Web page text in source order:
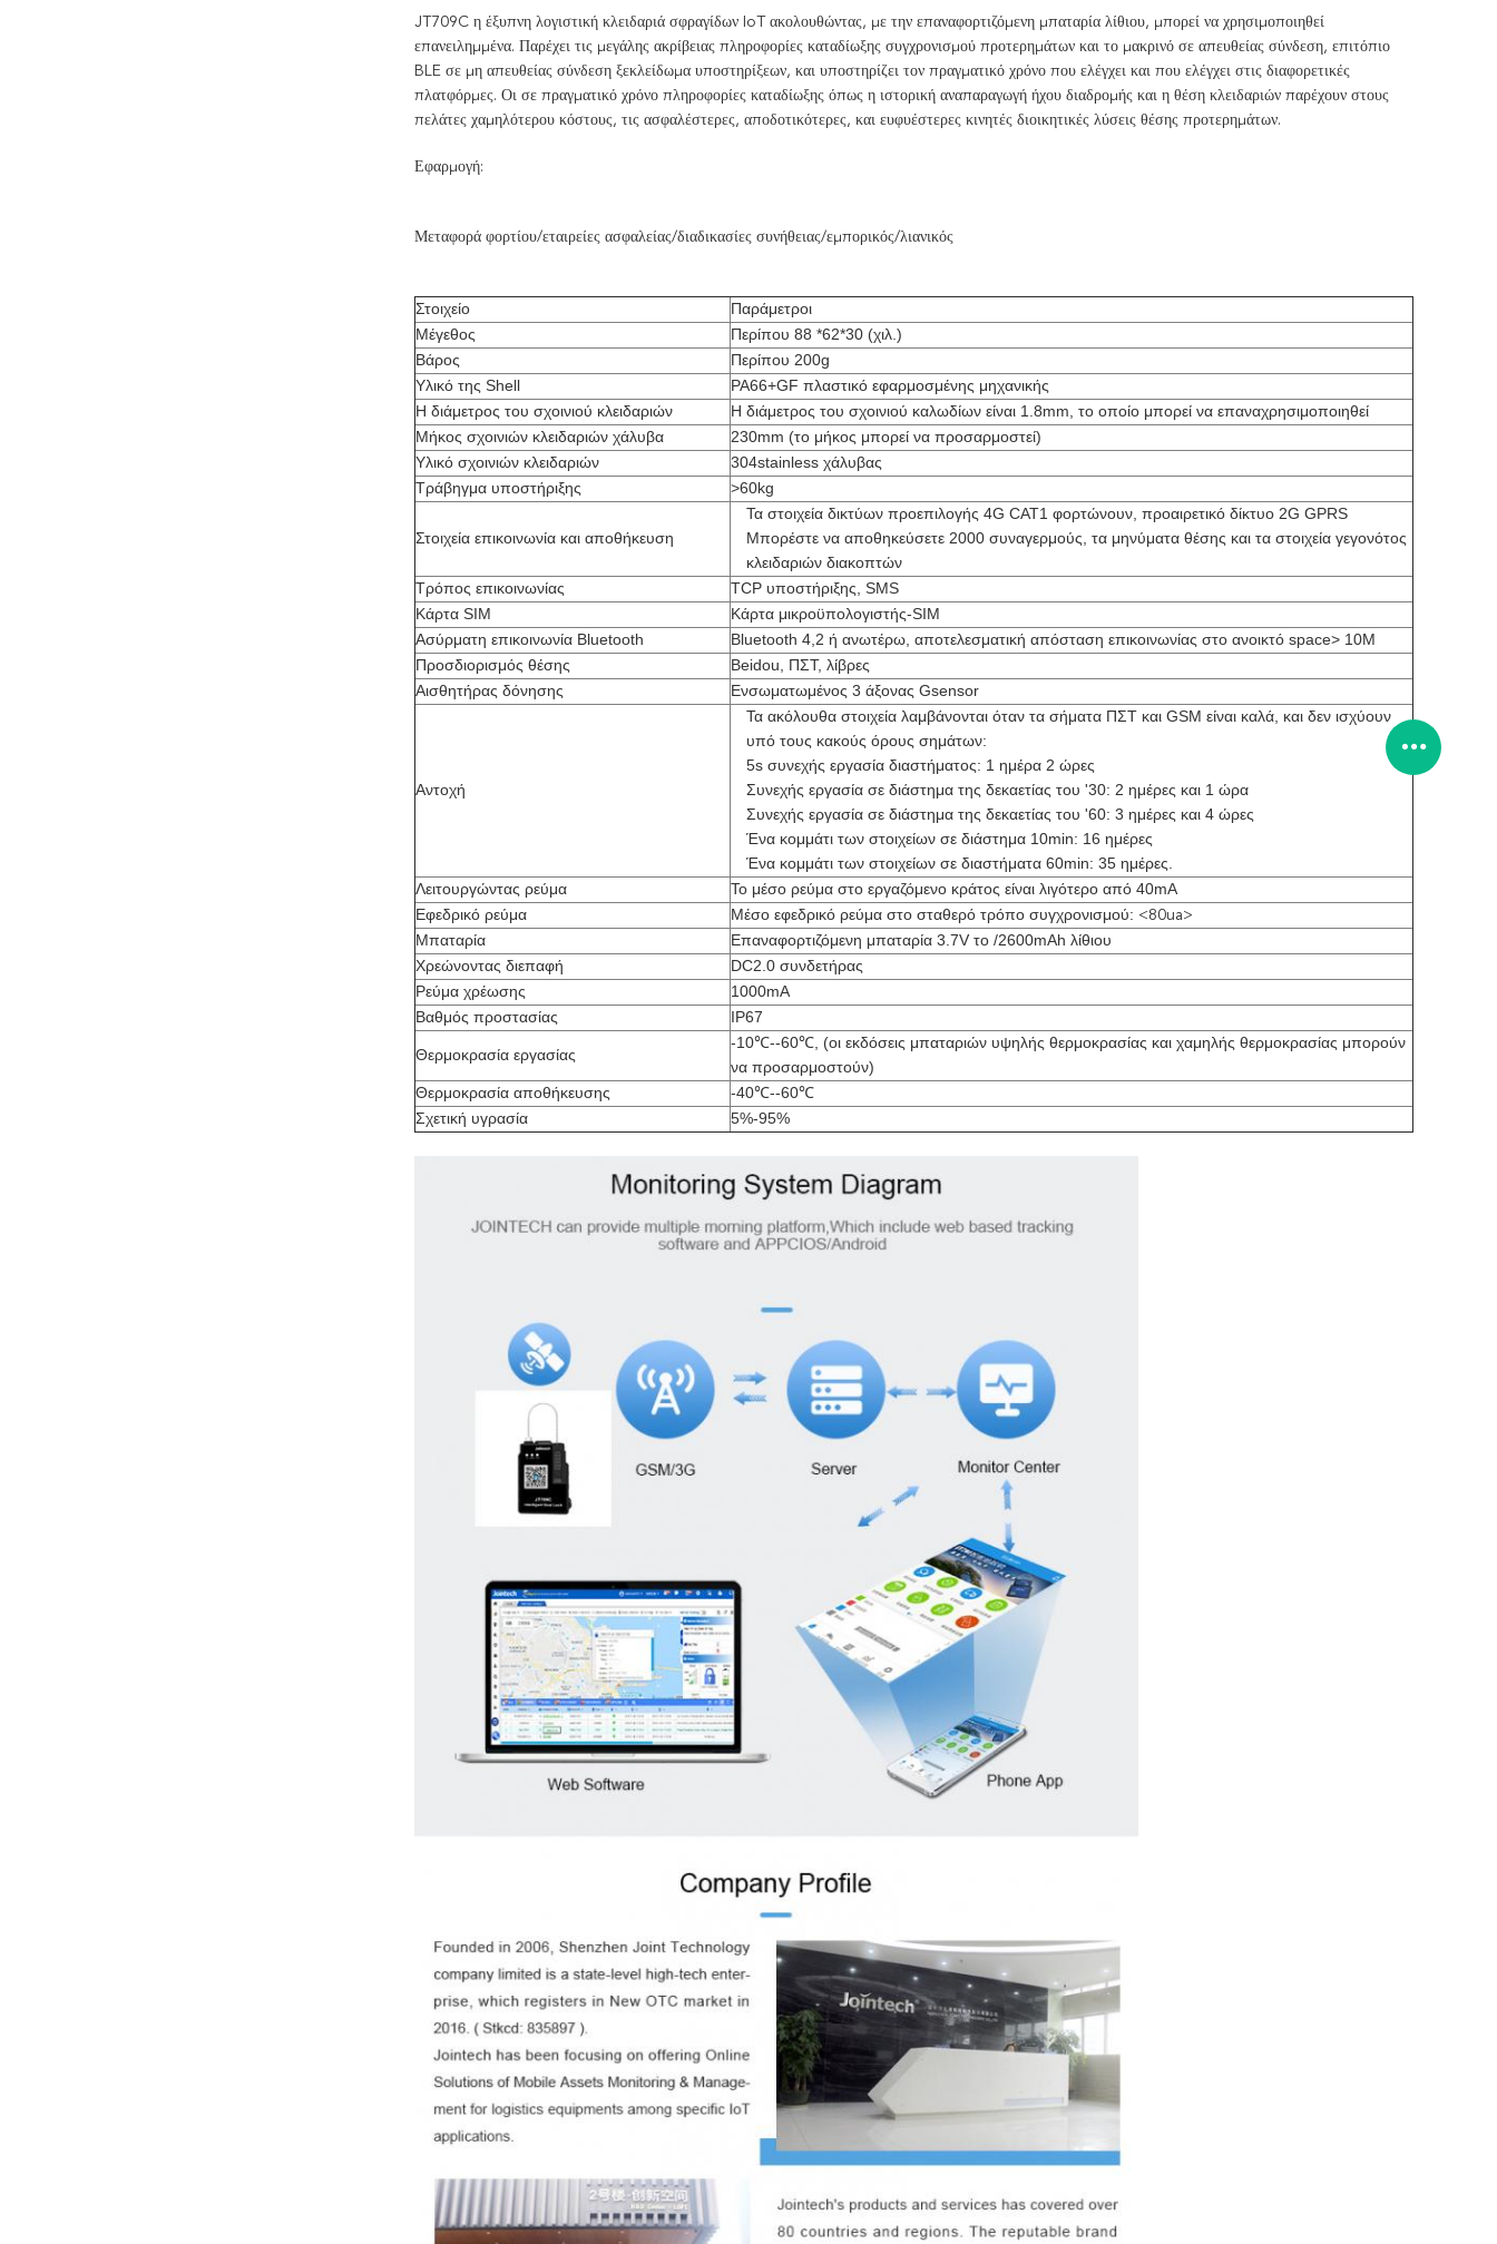
JT709C η έξυπνη λογιστική κλειδαριά σφραγίδων IoT ακολουθώντας, με την επαναφορτιζόμενη μπαταρία λίθιου, μπορεί να χρησιμοποιηθεί
επανειλημμένα. Παρέχει τις μεγάλης ακρίβειας πληροφορίες καταδίωξης συγχρονισμού προτερημάτων και το μακρινό σε απευθείας σύνδεση, επιτόπιο
BLE σε μη απευθείας σύνδεση ξεκλείδωμα υποστηρίξεων, και υποστηρίζει τον πραγματικό χρόνο που ελέγχει και που ελέγχει στις διαφορετικές
πλατφόρμες. Οι σε πραγματικό χρόνο πληροφορίες καταδίωξης όπως η ιστορική αναπαραγωγή ήχου διαδρομής και η θέση κλειδαριών παρέχουν στους
πελάτες χαμηλότερου κόστους, τις ασφαλέστερες, αποδοτικότερες, και ευφυέστερες κινητές διοικητικές λύσεις θέσης προτερημάτων.
Εφαρμογή:
Μεταφορά φορτίου/εταιρείες ασφαλείας/διαδικασίες συνήθειας/εμπορικός/λιανικός
Στοιχείο
Παράμετροι
Μέγεθος
Περίπου 88 *62*30 (χιλ.)
Βάρος
Περίπου 200g
Υλικό της Shell
PA66+GF πλαστικό εφαρμοσμένης μηχανικής
Η διάμετρος του σχοινιού κλειδαριών
Η διάμετρος του σχοινιού καλωδίων είναι 1.8mm, το οποίο μπορεί να επαναχρησιμοποιηθεί
Μήκος σχοινιών κλειδαριών χάλυβα
230mm (το μήκος μπορεί να προσαρμοστεί)
Υλικό σχοινιών κλειδαριών
304stainless χάλυβας
Τράβηγμα υποστήριξης
>60kg
Στοιχεία επικοινωνία και αποθήκευση
Τα στοιχεία δικτύων προεπιλογής 4G CAT1 φορτώνουν, προαιρετικό δίκτυο 2G GPRS
Μπορέστε να αποθηκεύσετε 2000 συναγερμούς, τα μηνύματα θέσης και τα στοιχεία γεγονότος
κλειδαριών διακοπτών
Τρόπος επικοινωνίας
TCP υποστήριξης, SMS
Κάρτα SIM
Κάρτα μικροϋπολογιστής-SIM
Ασύρματη επικοινωνία Bluetooth
Bluetooth 4,2 ή ανωτέρω, αποτελεσματική απόσταση επικοινωνίας στο ανοικτό space> 10M
Προσδιορισμός θέσης
Beidou, ΠΣΤ, λίβρες
Αισθητήρας δόνησης
Ενσωματωμένος 3 άξονας Gsensor
Αντοχή
Τα ακόλουθα στοιχεία λαμβάνονται όταν τα σήματα ΠΣΤ και GSM είναι καλά, και δεν ισχύουν
υπό τους κακούς όρους σημάτων:
5s συνεχής εργασία διαστήματος: 1 ημέρα 2 ώρες
Συνεχής εργασία σε διάστημα της δεκαετίας του '30: 2 ημέρες και 1 ώρα
Συνεχής εργασία σε διάστημα της δεκαετίας του '60: 3 ημέρες και 4 ώρες
Ένα κομμάτι των στοιχείων σε διάστημα 10min: 16 ημέρες
Ένα κομμάτι των στοιχείων σε διαστήματα 60min: 35 ημέρες.
Λειτουργώντας ρεύμα
Το μέσο ρεύμα στο εργαζόμενο κράτος είναι λιγότερο από 40mA
Εφεδρικό ρεύμα
Μέσο εφεδρικό ρεύμα στο σταθερό τρόπο συγχρονισμού: <80ua>
Μπαταρία
Επαναφορτιζόμενη μπαταρία 3.7V το /2600mAh λίθιου
Χρεώνοντας διεπαφή
DC2.0 συνδετήρας
Ρεύμα χρέωσης
1000mA
Βαθμός προστασίας
IP67
Θερμοκρασία εργασίας
-10℃--60℃, (οι εκδόσεις μπαταριών υψηλής θερμοκρασίας και χαμηλής θερμοκρασίας μπορούν
να προσαρμοστούν)
Θερμοκρασία αποθήκευσης
-40℃--60℃
Σχετική υγρασία
5%-95%